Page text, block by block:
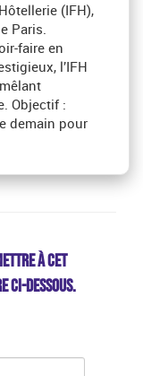
(IFH),
Paris.
faire en
l’IFH
Objectif :
demain pour
À CET
CI-DESSOUS.